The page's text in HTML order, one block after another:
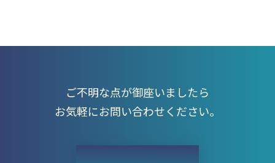
ご不明な点が御座いましたら
お気軽にお問い合わせください。